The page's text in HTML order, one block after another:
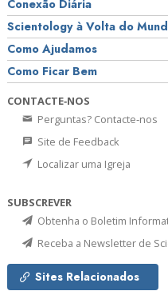
Conexão Diária
Scientology à Volta do
Como Ajudamos
Como Ficar Bem
CONTACTE‑NOS
Perguntas? Contacte‑nos
Site de Feedback
Localizar uma Igreja
SUBSCREVER
Obtenha o Boletim
Receba a Newsletter de
Sites Relacionados